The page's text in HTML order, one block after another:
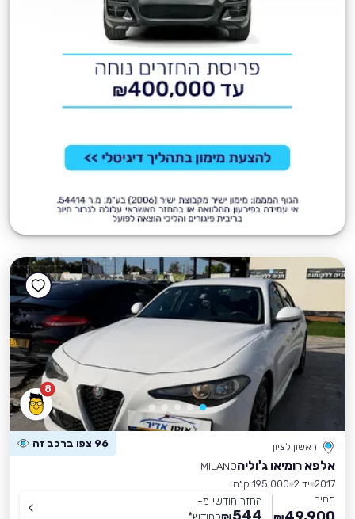
8
ראשון לציון 96 צפו ברכב זה
אלפא רומיאו ג'וליהMILANO
2017 יד 2
195,000 ק״מ
מחיר
החזר חודשי מ-